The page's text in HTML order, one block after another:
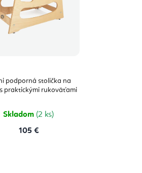
podporná stolička na
praktickými rukoväťami
Skladom (2 ks)
105 €